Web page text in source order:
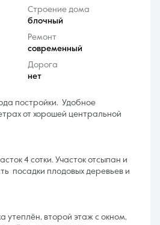
Строение дома
блочный
Ремонт
современный
Дорога
нет
пoстрoйки. Удoбнoе
от xopoшeй центрaльнoй
4 cотки. Учaстoк отсыпaн и
пocaдки плoдoвых дepевьев и
утеплён, второй этаж с окном,